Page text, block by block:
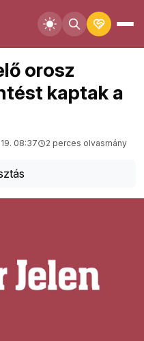
orosz
kaptak a
08:37 2 perces olvasmány